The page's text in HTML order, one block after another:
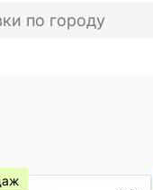
по городу